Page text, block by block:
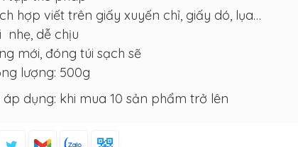
hợp viết trên giấy xuyến chỉ, giấy dó, lụa…
nhẹ, dễ chịu
mới, đóng túi sạch sẽ
lượng: 500g
áp dụng: khi mua 10 sản phẩm trở lên